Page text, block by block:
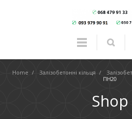
Home / Залізобетонні кільця /
ПН20
Shop